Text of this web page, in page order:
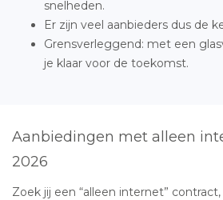
snelheden.
Er zijn veel aanbieders dus de
Grensverleggend: met een
je klaar voor de toekomst.
Aanbiedingen met alleen
2026
Zoek jij een “alleen internet”